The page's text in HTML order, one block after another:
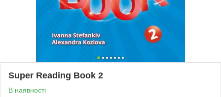
Super Reading Book 2
В наявності